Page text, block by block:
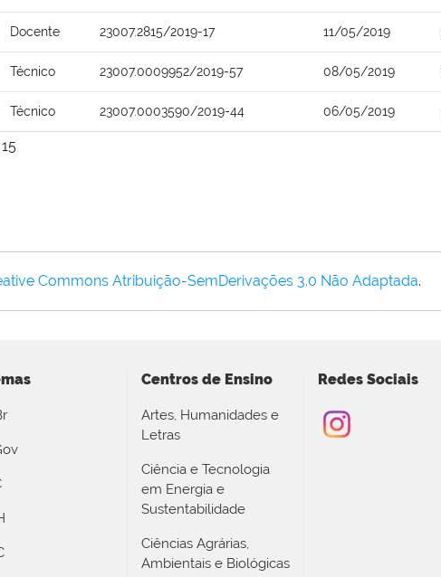
Docente 23007.2815/2019-17 11/05/2019
Técnico 23007.0009952/2019-57 08/05/2019
Técnico 23007.0003590/2019-44 06/05/2019
15
Commons Atribuição-SemDerivações 3.0 Não Adaptada.
Centros de Ensino
Artes, Humanidades e
Letras
Ciência e Tecnologia
em Energia e
Sustentabilidade
Ciências Agrárias,
Ambientais e Biológicas
Redes Sociais